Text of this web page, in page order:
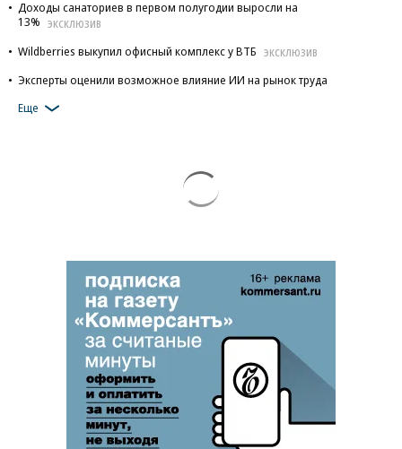
Доходы санаториев в первом полугодии выросли на
13%
ЭКСКЛЮЗИВ
Wildberries выкупил офисный комплекс у ВТБ ЭКСКЛЮЗИВ
Эксперты оценили возможное влияние ИИ на рынок труда
Еще